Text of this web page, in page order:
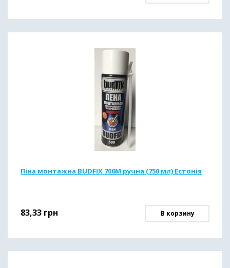
Піна монтажна BUDFIX 706М ручна (750 мл) Естонія
83,33 грн В корзину